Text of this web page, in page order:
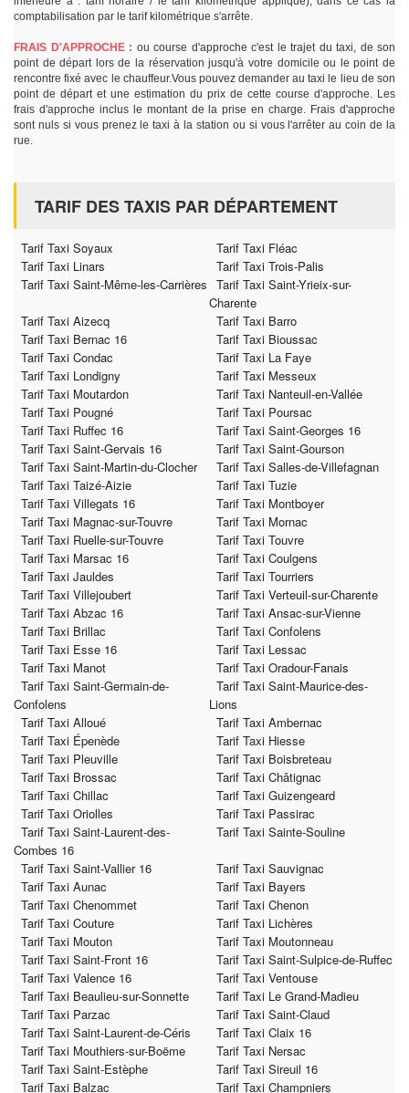
comptabilisation par le tarif kilométrique s'arrête.
FRAIS D'APPROCHE : ou course d'approche c'est le trajet du taxi, de son
point de départ lors de la réservation jusqu'à votre domicile ou le point de
rencontre fixé avec le chauffeur.Vous pouvez demander au taxi le lieu de son
point de départ et une estimation du prix de cette course d'approche. Les
frais d'approche inclus le montant de la prise en charge. Frais d'approche
sont nuls si vous prenez le taxi à la station ou si vous l'arrêter au coin de la
rue.
TARIF DES TAXIS PAR DÉPARTEMENT
Tarif Taxi Soyaux
Tarif Taxi Fléac
Tarif Taxi Linars
Tarif Taxi Trois-Palis
Tarif Taxi Saint-Même-les-Carrières Tarif Taxi Saint-Yrieix-sur-
Charente
Tarif Taxi Aizecq
Tarif Taxi Barro
Tarif Taxi Bernac 16
Tarif Taxi Bioussac
Tarif Taxi Condac
Tarif Taxi La Faye
Tarif Taxi Londigny
Tarif Taxi Messeux
Tarif Taxi Moutardon
Tarif Taxi Nanteuil-en-Vallée
Tarif Taxi Pougné
Tarif Taxi Poursac
Tarif Taxi Ruffec 16
Tarif Taxi Saint-Georges 16
Tarif Taxi Saint-Gervais 16
Tarif Taxi Saint-Gourson
Tarif Taxi Saint-Martin-du-Clocher
Tarif Taxi Salles-de-Villefagnan
Tarif Taxi Taizé-Aizie
Tarif Taxi Tuzie
Tarif Taxi Villegats 16
Tarif Taxi Montboyer
Tarif Taxi Magnac-sur-Touvre
Tarif Taxi Mornac
Tarif Taxi Ruelle-sur-Touvre
Tarif Taxi Touvre
Tarif Taxi Marsac 16
Tarif Taxi Coulgens
Tarif Taxi Jauldes
Tarif Taxi Tourriers
Tarif Taxi Villejoubert
Tarif Taxi Verteuil-sur-Charente
Tarif Taxi Abzac 16
Tarif Taxi Ansac-sur-Vienne
Tarif Taxi Brillac
Tarif Taxi Confolens
Tarif Taxi Esse 16
Tarif Taxi Lessac
Tarif Taxi Manot
Tarif Taxi Oradour-Fanais
Tarif Taxi Saint-Germain-de-
Confolens
Tarif Taxi Saint-Maurice-des-
Lions
Tarif Taxi Alloué
Tarif Taxi Ambernac
Tarif Taxi Épenède
Tarif Taxi Hiesse
Tarif Taxi Pleuville
Tarif Taxi Boisbreteau
Tarif Taxi Brossac
Tarif Taxi Châtignac
Tarif Taxi Chillac
Tarif Taxi Guizengeard
Tarif Taxi Oriolles
Tarif Taxi Passirac
Tarif Taxi Saint-Laurent-des-
Combes 16
Tarif Taxi Sainte-Souline
Tarif Taxi Saint-Vallier 16
Tarif Taxi Sauvignac
Tarif Taxi Aunac
Tarif Taxi Bayers
Tarif Taxi Chenommet
Tarif Taxi Chenon
Tarif Taxi Couture
Tarif Taxi Lichères
Tarif Taxi Mouton
Tarif Taxi Moutonneau
Tarif Taxi Saint-Front 16
Tarif Taxi Saint-Sulpice-de-Ruffec
Tarif Taxi Valence 16
Tarif Taxi Ventouse
Tarif Taxi Beaulieu-sur-Sonnette
Tarif Taxi Le Grand-Madieu
Tarif Taxi Parzac
Tarif Taxi Saint-Claud
Tarif Taxi Saint-Laurent-de-Céris
Tarif Taxi Claix 16
Tarif Taxi Mouthiers-sur-Boëme
Tarif Taxi Nersac
Tarif Taxi Saint-Estèphe
Tarif Taxi Sireuil 16
Tarif Taxi Balzac
Tarif Taxi Champniers